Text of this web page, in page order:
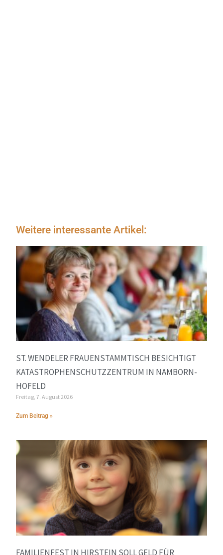
Weitere interessante Artikel:
ST. WENDELER FRAUENSTAMMTISCH BESICHTIGT
KATASTROPHENSCHUTZZENTRUM IN NAMBORN-
HOFELD
Freitag, 7. August 2026
Zum Beitrag »
FAMILIENFEST IN HIRSTEIN SOLL GELD FÜR